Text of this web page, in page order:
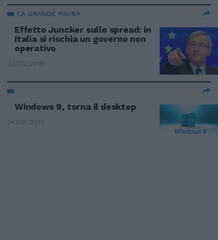
LA GRANDE PAURA
Effetto Juncker sullo spread: in
Italia si rischia un governo non
operativo
22/02/2018
Windows 9, torna il desktop
24/08/2014